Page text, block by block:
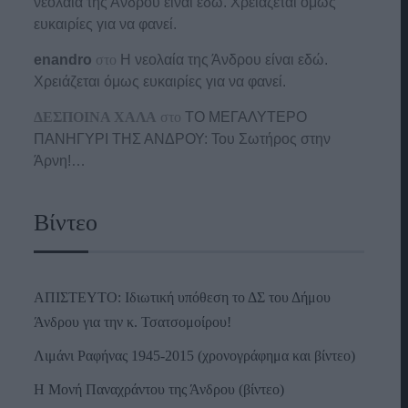
ευκαιρίες για να φανεί.
enandro στο Η νεολαία της Άνδρου είναι εδώ.
Χρειάζεται όμως ευκαιρίες για να φανεί.
ΔΕΣΠΟΙΝΑ ΧΑΛΑ στοΤΟ ΜΕΓΑΛΥΤΕΡΟ
ΠΑΝΗΓΥΡΙ ΤΗΣ ΑΝΔΡΟΥ: Του Σωτήρος στην
Άρνη!…
Βίντεο
ΑΠΙΣΤΕΥΤΟ: Ιδιωτική υπόθεση το ΔΣ του Δήμου
Άνδρου για την κ. Τσατσομοίρου!
Λιμάνι Ραφήνας 1945-2015 (χρονογράφημα και βίντεο)
Η Μονή Παναχράντου της Άνδρου (βίντεο)